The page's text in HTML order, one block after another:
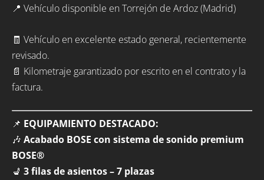
📍 Vehículo disponible en Torrejón de Ardoz (Madrid)
🧾 Vehículo en excelente estado general, recientemente
revisado.
📄 Kilometraje garantizado por escrito en el contrato y la
factura.
📌 EQUIPAMIENTO DESTACADO:
🎶 Acabado BOSE con sistema de sonido premium
BOSE®
💺 3 filas de asientos – 7 plazas